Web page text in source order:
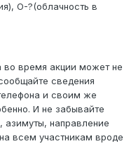
O-?(облачность в
во время акции может не
сведения
и своим же
И не забывайте
азимуты, направление
всем участникам вроде